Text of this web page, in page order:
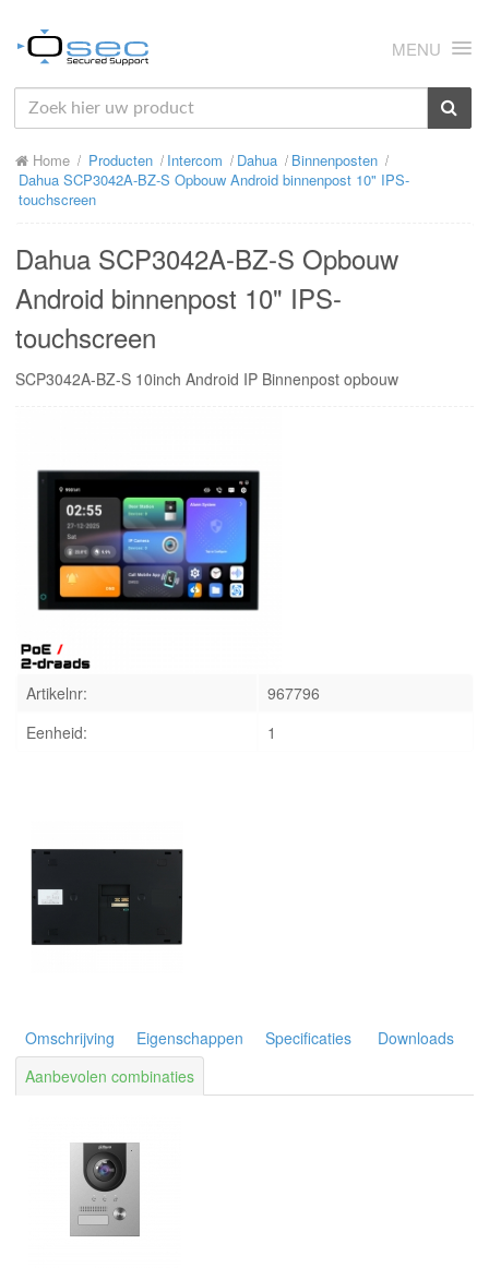
MENU
HOME
OVER ONS
PRODUCTEN
SUPPORT
RMA
INLOGGEN
Home Producten Intercom Dahua
Binnenposten
Dahua SCP3042A-BZ-S Opbouw Android binnenpost 10" IPS-
touchscreen
Dahua SCP3042A-BZ-S Opbouw
Android binnenpost 10" IPS-
touchscreen
SCP3042A-BZ-S 10inch Android IP Binnenpost opbouw
Artikelnr:
967796
Eenheid:
1
Omschrijving Eigenschappen Specificaties
Downloads
Aanbevolen combinaties